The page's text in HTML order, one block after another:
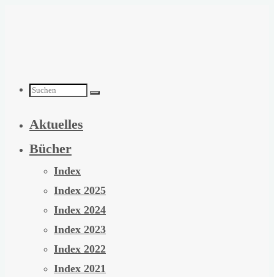
Suchen
nach:
Aktuelles
Bücher
Index
Index 2025
Index 2024
Index 2023
Index 2022
Index 2021